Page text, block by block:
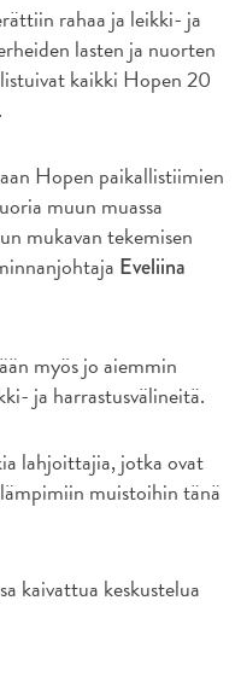
rahaa ja leikki- ja
lasten ja nuorten
kaikki Hopen 20
Hopen paikallistiimien
muun muassa
mukavan tekemisen
Eveliina
myös jo aiemmin
ja harrastusvälineitä.
lahjoittajia, jotka ovat
muistoihin tänä
kaivattua keskustelua